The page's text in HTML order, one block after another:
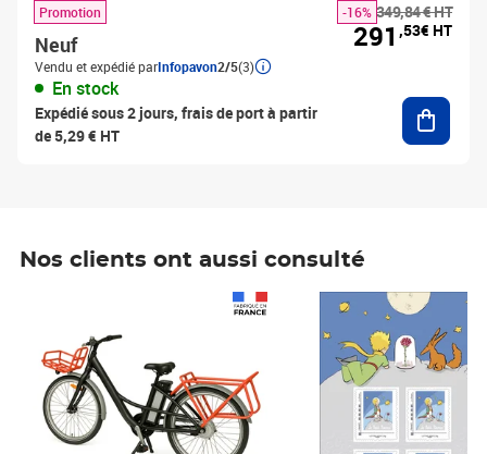
Promotion
Neuf
Vendu et expédié parInfopavon2/5(3)
En stock
Expédié sous 2 jours, frais de port à partir
de 5,29 € HT
349,84 € HT
-16%
291 ,53€ HT
Nos clients ont aussi consulté
Prix 6,25€ HT